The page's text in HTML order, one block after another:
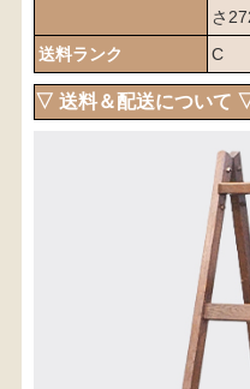
さ
送料ランク
C
▽ 送料＆配送について
〈送
・商品代金に送料は含
・送料は、商品のサイ
・ご購入手続きを進め
だくと、自動的に送料
・配送についての詳細は